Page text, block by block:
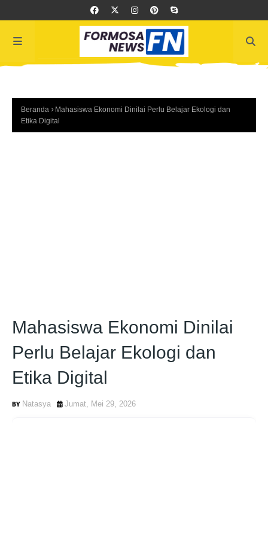
Beranda
Mahasiswa Ekonomi Dinilai Perlu Belajar Ekologi dan
Etika Digital
Mahasiswa Ekonomi Dinilai
Perlu Belajar Ekologi dan
Etika Digital
Natasya Jumat, Mei 29, 2026